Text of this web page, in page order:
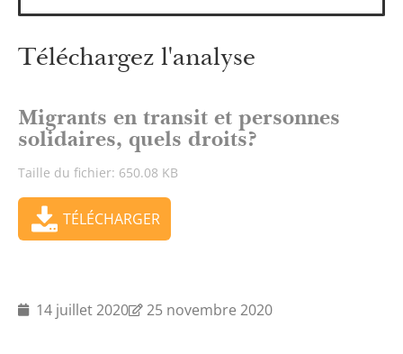
Téléchargez l'analyse
Migrants en transit et personnes
solidaires, quels droits?
Taille du fichier: 650.08 KB
TÉLÉCHARGER
14 juillet 2020 25 novembre 2020